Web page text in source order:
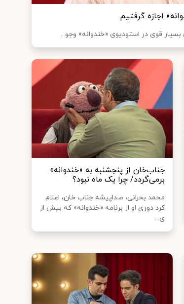
اجازه گرفتیم
قوی‌ در استودیوی «خندوانه» وجو...
جناب‌خان از پنجشنبه به «خندوانه»
برمی‌گردد/ چرا یک ماه نبود؟
محمد بحرانی، صداپیشه جناب خان، اعلام
کرد دوری او از برنامه «خندوانه» که بیش از
ی...